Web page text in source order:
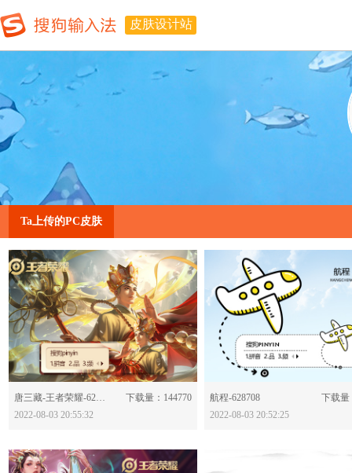
皮肤设计站
Ta上传的PC皮肤
分享：
唐三藏-王者荣耀-628714
下载量：144770
2022-08-03 20:55:32
航程-628708
下载量
2022-08-03 20:52:25